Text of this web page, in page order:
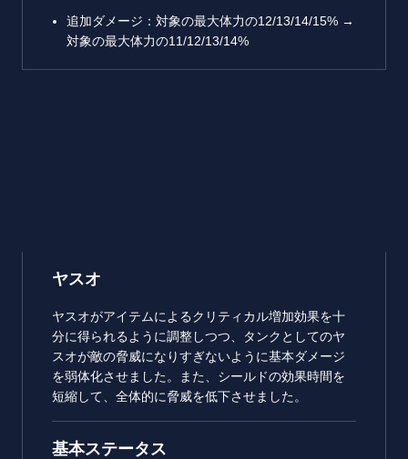
追加ダメージ：対象の最大体力の12/13/14/15% →
対象の最大体力の11/12/13/14%
ヤスオ
ヤスオがアイテムによるクリティカル増加効果を十
分に得られるように調整しつつ、タンクとしてのヤ
スオが敵の脅威になりすぎないように基本ダメージ
を弱体化させました。また、シールドの効果時間を
短縮して、全体的に脅威を低下させました。
基本ステータス